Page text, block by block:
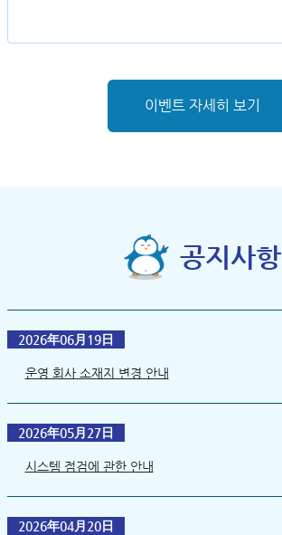
이벤트 자세히 보기
공지사항
2026年06月19日
운영 회사 소재지 변경 안내
2026年05月27日
시스템 점검에 관한 안내
2026年04月20日